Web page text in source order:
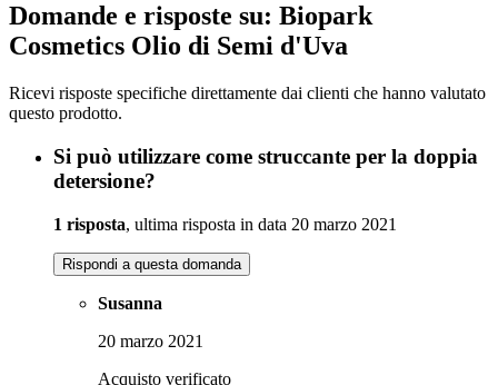
Domande e risposte su: Biopark
Cosmetics Olio di Semi d'Uva
Ricevi risposte specifiche direttamente dai clienti che hanno valutato
questo prodotto.
Si può utilizzare come struccante per la doppia
detersione?
1 risposta, ultima risposta in data 20 marzo 2021
Rispondi a questa domanda
Susanna
20 marzo 2021
Acquisto verificato